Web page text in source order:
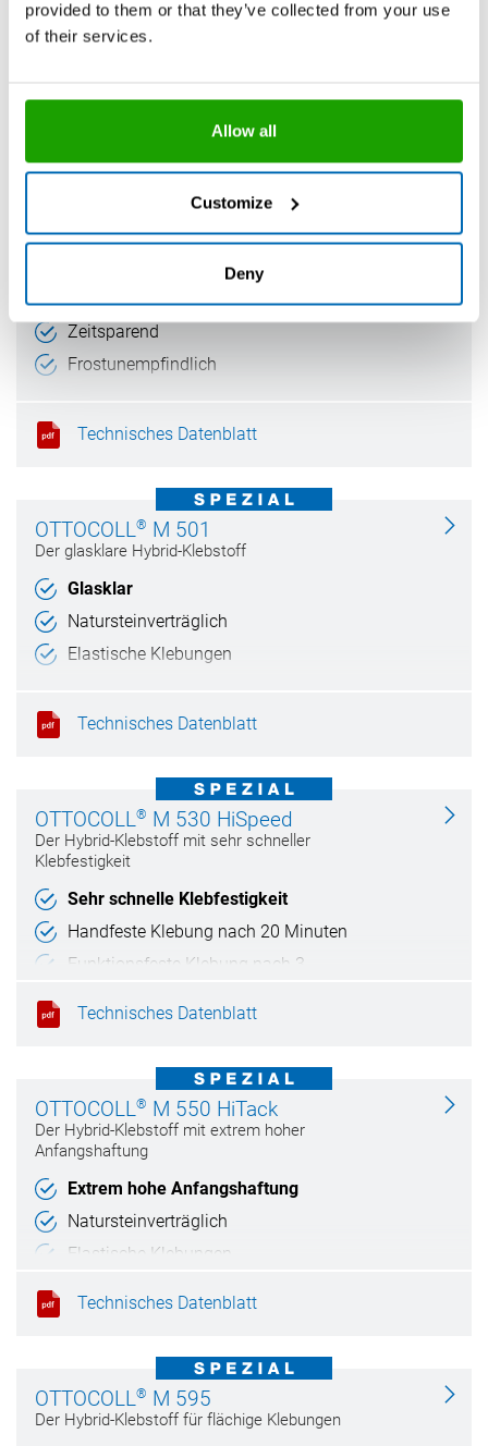
provided to them or that they’ve collected from your use
of their services.
Allow all
Customize
Deny
Geruchsarm
Keine Randzonenverschmutzung
Sicher gegen Schimmel
Technisches Datenblatt
OTTOSEAL®A 220 Turbo
Sofort überstreichbar
Zeitsparend
Frostunempfindlich
Technisches Datenblatt
OTTOCOLL® M 501
Der glasklare Hybrid-Klebstoff
Glasklar
Natursteinverträglich
Elastische Klebungen
Technisches Datenblatt
OTTOCOLL® M 530 HiSpeed
Der Hybrid-Klebstoff mit sehr schneller
Klebfestigkeit
Sehr schnelle Klebfestigkeit
Handfeste Klebung nach 20 Minuten
Funktionsfeste Klebung nach 3
Elastische Klebungen
Technisches Datenblatt
OTTOCOLL® M 550 HiTack
Der Hybrid-Klebstoff mit extrem hoher
Anfangshaftung
Extrem hohe Anfangshaftung
Natursteinverträglich
Elastische Klebungen
Technisches Datenblatt
OTTOCOLL® M 595
Der Hybrid-Klebstoff für flächige Klebungen